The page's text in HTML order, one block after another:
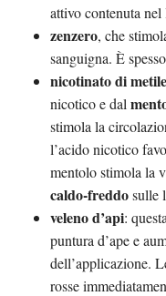
attivo contenuta
zenzero, che
sanguigna. È
nicotinato di metile
nicotico e dal
stimola la
l’acido nicotico
mentolo stimola la
caldo-freddosulle
veleno d’api:
puntura d’ape e
dell’applicazione.
rosse